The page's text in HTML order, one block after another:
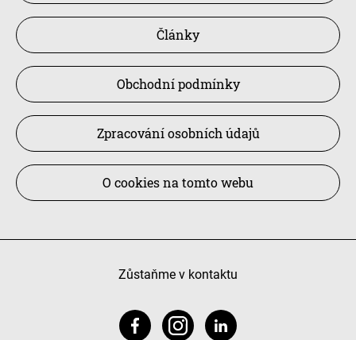
Články
Obchodní podmínky
Zpracování osobních údajů
O cookies na tomto webu
Zůstaňme v kontaktu